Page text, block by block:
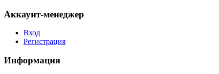
Аккаунт-менеджер
Вход
Регистрация
Информация